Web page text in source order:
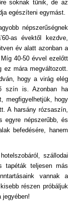
soknak tűnik, de az
egészíteni egymást.
népszerűségnek
as évektől kezdve,
év alatt azonban a
40-50 évvel ezelőtt
ez mára megváltozott.
hogy a virág elég
szín is. Azonban ha
megfigyelhetjük, hogy
A harsány rózsaszín,
népszerűbb, és
befedésére, hanem
szállodai
tapéták teljesen más
vannak a
részen próbáljuk
jegyében!